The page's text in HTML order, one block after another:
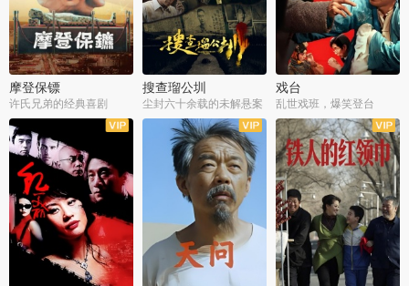
摩登保镖
许氏兄弟的经典喜剧
搜查瑠公圳
尘封六十余载的未解悬案
戏台
乱世戏班，爆笑登台